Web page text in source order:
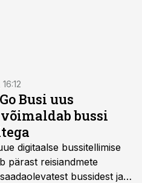
Busi uus
bussi
digitaalse bussitellimise
pärast reisiandmete
bussidest ja